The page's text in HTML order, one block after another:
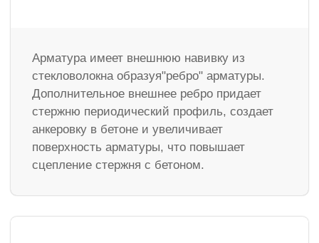
Арматура имеет внешнюю навивку из
стекловолокна образуя"ребро" арматуры.
Дополнительное внешнее ребро придает
стержню периодический профиль, создает
анкеровку в бетоне и увеличивает
поверхность арматуры, что повышает
сцепление стержня с бетоном.